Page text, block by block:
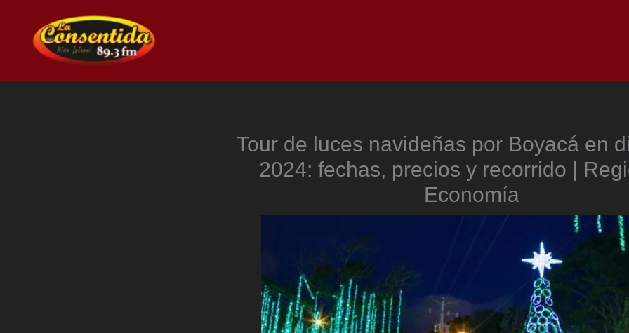
contenido
Tour de luces navideñas por Boyacá en
2024: fechas, precios y recorrido |
Economía